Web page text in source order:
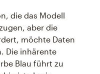
die das Modell
aber die
möchte Daten
Die inhärente
Blau führt zu